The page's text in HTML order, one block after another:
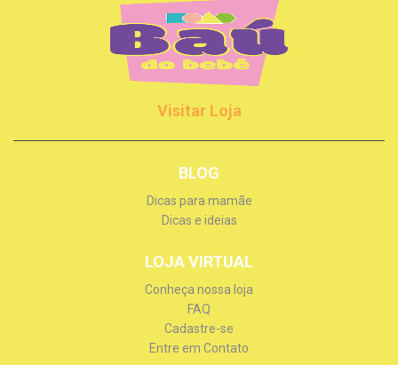
Visitar Loja
BLOG
Dicas para mamãe
Dicas e ideias
LOJA VIRTUAL
Conheça nossa loja
FAQ
Cadastre-se
Entre em Contato